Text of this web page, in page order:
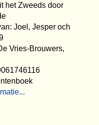
het Zweeds door
Joel, Jesper och
Vries-Brouwers,